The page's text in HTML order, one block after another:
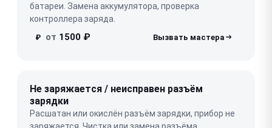
батареи. Замена аккумулятора, проверка
контроллера заряда.
₽ от 1500 ₽
Не заряжается / неисправен разъём
зарядки
Расшатан или окислён разъём зарядки, прибор не
заряжается. Чистка или замена разъёма.